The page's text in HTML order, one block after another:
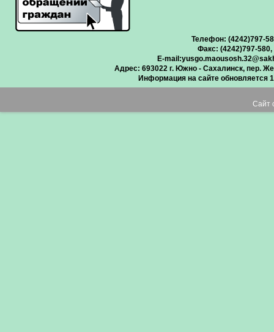
Телефон: (4242)797-
Факс: (4242)797-580,
E-mail:
Адрес: 693022 г. Южно - Сахалинск, пер.
Информация на сайте обновляется
Сайт